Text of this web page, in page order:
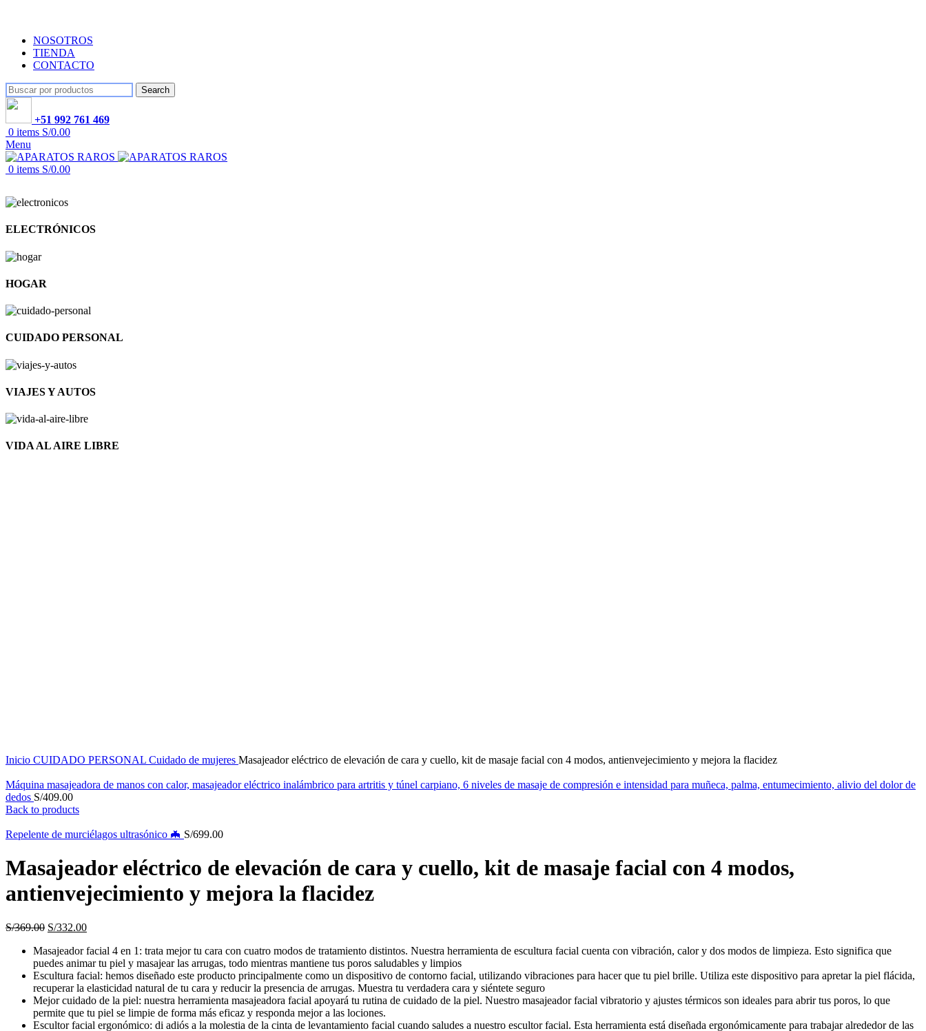
NOSOTROS
TIENDA
CONTACTO
Search
+51 992 761 469
0 items S/0.00
Menu
0 items S/0.00
ELECTRÓNICOS
HOGAR
CUIDADO PERSONAL
VIAJES Y AUTOS
VIDA AL AIRE LIBRE
Inicio CUIDADO PERSONAL Cuidado de mujeres Masajeador eléctrico de elevación de cara y cuello, kit de masaje facial con 4 modos, antienvejecimiento y mejora la flacidez
Máquina masajeadora de manos con calor, masajeador eléctrico inalámbrico para artritis y túnel carpiano, 6 niveles de masaje de compresión e intensidad para muñeca, palma, entumecimiento, alivio del dolor de
dedos S/409.00
Back to products
Repelente de murciélagos ultrasónico 🦇 S/699.00
Masajeador eléctrico de elevación de cara y cuello, kit de masaje facial con 4 modos,
antienvejecimiento y mejora la flacidez
S/369.00 S/332.00
Masajeador facial 4 en 1: trata mejor tu cara con cuatro modos de tratamiento distintos. Nuestra herramienta de escultura facial cuenta con vibración, calor y dos modos de limpieza. Esto significa que
puedes animar tu piel y masajear las arrugas, todo mientras mantiene tus poros saludables y limpios
Escultura facial: hemos diseñado este producto principalmente como un dispositivo de contorno facial, utilizando vibraciones para hacer que tu piel brille. Utiliza este dispositivo para apretar la piel flácida,
recuperar la elasticidad natural de tu cara y reducir la presencia de arrugas. Muestra tu verdadera cara y siéntete seguro
Mejor cuidado de la piel: nuestra herramienta masajeadora facial apoyará tu rutina de cuidado de la piel. Nuestro masajeador facial vibratorio y ajustes térmicos son ideales para abrir tus poros, lo que
permite que tu piel se limpie de forma más eficaz y responda mejor a las lociones.
Escultor facial ergonómico: di adiós a la molestia de la cinta de levantamiento facial cuando saludes a nuestro escultor facial. Esta herramienta está diseñada ergonómicamente para trabajar alrededor de las